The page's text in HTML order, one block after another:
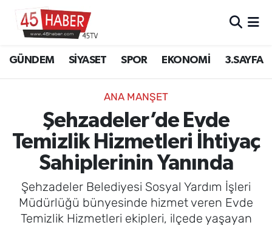
GÜNDEM SİYASET SPOR EKONOMİ 3.SAYFA
ANA MANŞET
Şehzadeler’de Evde
Temizlik Hizmetleri İhtiyaç
Sahiplerinin Yanında
Şehzadeler Belediyesi Sosyal Yardım İşleri
Müdürlüğü bünyesinde hizmet veren Evde
Temizlik Hizmetleri ekipleri, ilçede yaşayan
SİYASET
EKONOMİ
3.SAYFA
EĞİTİM
Manisa Hava Durumu
Manisa Trafik Yoğunluk Haritası
Süper Lig Puan Durumu ve Fikstür
Tüm Manşetler